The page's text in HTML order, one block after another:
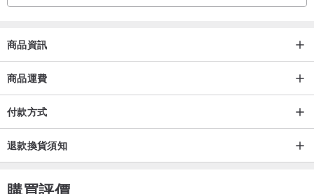
商品資訊
商品運費
付款方式
退款換貨須知
購買評價